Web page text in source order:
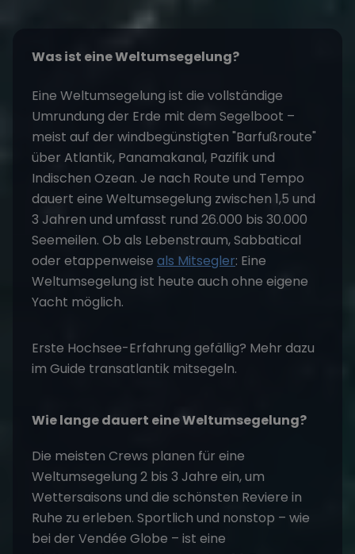
Was ist eine Weltumsegelung?
Eine Weltumsegelung ist die vollständige
Umrundung der Erde mit dem Segelboot –
meist auf der windbegünstigten "Barfußroute"
über Atlantik, Panamakanal, Pazifik und
Indischen Ozean. Je nach Route und Tempo
dauert eine Weltumsegelung zwischen 1,5 und
3 Jahren und umfasst rund 26.000 bis 30.000
Seemeilen. Ob als Lebenstraum, Sabbatical
oder etappenweise als Mitsegler: Eine
Weltumsegelung ist heute auch ohne eigene
Yacht möglich.
Erste Hochsee-Erfahrung gefällig? Mehr dazu
im Guide transatlantik mitsegeln.
Wie lange dauert eine Weltumsegelung?
Die meisten Crews planen für eine
Weltumsegelung 2 bis 3 Jahre ein, um
Wettersaisons und die schönsten Reviere in
Ruhe zu erleben. Sportlich und nonstop – wie
bei der Vendée Globe – ist eine